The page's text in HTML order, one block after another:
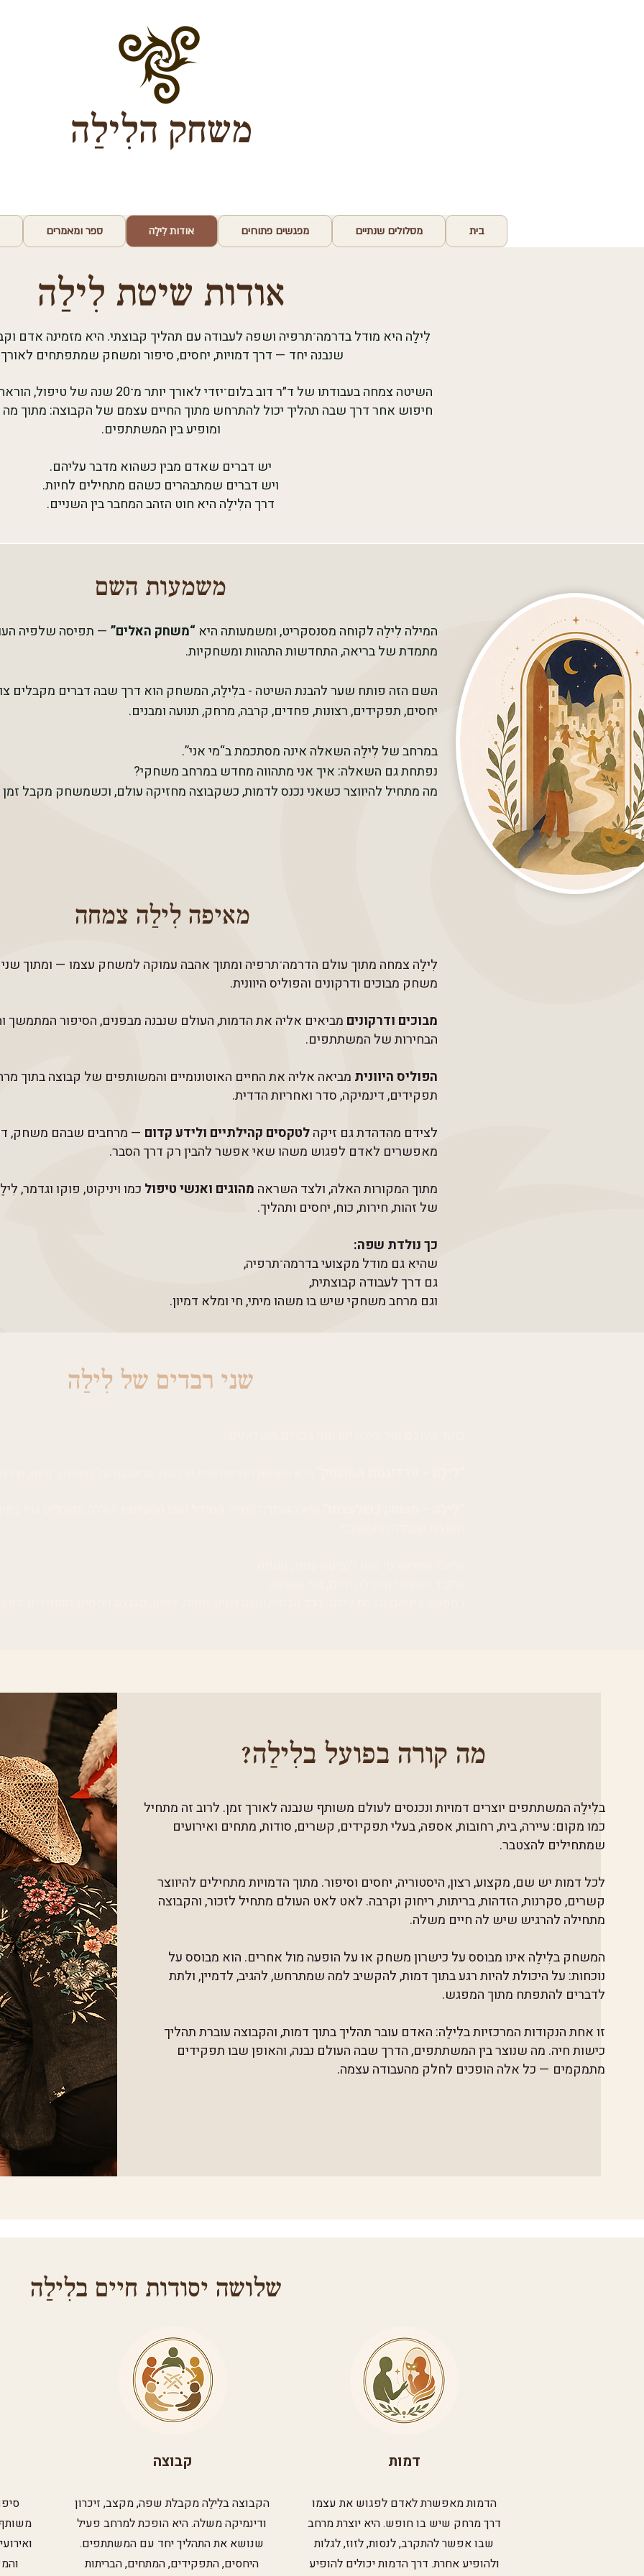
משחק הלִילַה
בית מסלולים שנתיים מפגשים פתוחים אודות לִילַה ספר ומאמרים
אודות שיטת לִילַה
לִילַה היא מודל בדרמה־תרפיה ושפה לעבודה עם תהליך קבוצתי. היא מזמינה אדם
שנבנה יחד — דרך דמויות, יחסים, סיפור ומשחק שמתפתחים לאורך
השיטה צמחה בעבודתו של ד״ר דוב בלום־יזדי
חיפוש אחר דרך שבה תהליך יכול להתרחש מתוך החיים עצמם של הקבוצה: מתוך
ומופיע בין המשתתפים.
יש דברים שאדם מבין כשהוא מדבר עליהם.
ויש דברים שמתבהרים כשהם מתחילים לחיות.
דרך הלִילַה היא חוט הזהב המחבר בין השניים.
משמעות השם
המילה לִילַה לקוחה מסנסקריט, ומשמעותה היא “משחק האלים” — תפיסה שלפיה
מתמדת של בריאה, התחדשות התהוות ומשחקיות.
השם הזה פותח שער להבנת השיטה - בלִילַה, המשחק הוא דרך שבה דברים מקבלים
יחסים, תפקידים, רצונות, פחדים, קרבה, מרחק, תנועה ומבנים.
במרחב של לִילַה השאלה אינה מסתכמת ב“מי אני”.
נפתחת גם השאלה: איך אני מתהווה מחדש במרחב משחקי?
מה מתחיל להיווצר כשאני נכנס לדמות, כשקבוצה מחזיקה עולם, וכשמשחק מקבל
מאיפה לִילַה צמחה
לִילַה צמחה מתוך עולם הדרמה־תרפיה ומתוך אהבה עמוקה למשחק עצמו — ומתוך שני
משחק מבוכים ודרקונים והפוליס היוונית.
מבוכים ודרקונים מביאים אליה את הדמות, העולם שנבנה מבפנים, הסיפור המתמשך
הבחירות של המשתתפים.
הפוליס היוונית מביאה אליה את החיים האוטונומיים והמשותפים של קבוצה בתוך
תפקידים, דינמיקה, סדר ואחריות הדדית.
לצידם מהדהדת גם זיקהלטקסים קהילתיים ולידע קדום — מרחבים שבהם משחק,
מאפשרים לאדם לפגוש משהו שאי אפשר להבין רק דרך הסבר.
מתוך המקורות האלה, ולצד השראה מהוגים ואנשי טיפול כמו ויניקוט, פוקו וגדמר,
של זהות, חירות, כוח, יחסים ותהליך.
כך נולדת שפה:
שהיא גם מודל מקצועי בדרמה־תרפיה,
גם דרך לעבודה קבוצתית,
וגם מרחב משחקי שיש בו משהו מיתי, חי ומלא דמיון.
שני רבדים של לִילַה
מה קורה בפועל בלִילַה?
בלִילַה המשתתפים יוצרים דמויות ונכנסים לעולם משותף שנבנה לאורך זמן. לרוב זה מתחיל
כמו מקום: עיירה, בית, רחובות, אספה, בעלי תפקידים, קשרים, סודות, מתחים ואירועים
שמתחילים להצטבר.
לכל דמות יש שם, מקצוע, רצון, היסטוריה, יחסים וסיפור. מתוך הדמויות מתחילים להיווצר
קשרים, סקרנות, הזדהות, בריתות, ריחוק וקרבה. לאט לאט העולם מתחיל לזכור, והקבוצה
מתחילה להרגיש שיש לה חיים משלה.
המשחק בלִילַה אינו מבוסס על כישרון משחק או על הופעה מול אחרים. הוא מבוסס על
נוכחות: על היכולת להיות רגע בתוך דמות, להקשיב למה שמתרחש, להגיב, לדמיין, ולתת
לדברים להתפתח מתוך המפגש.
זו אחת הנקודות המרכזיות בלִילַה: האדם עובר תהליך בתוך דמות, והקבוצה עוברת תהליך
כישות חיה. מה שנוצר בין המשתתפים, הדרך שבה העולם נבנה, והאופן שבו תפקידים
מתמקמים — כל אלה הופכים לחלק מהעבודה עצמה.
שלושה יסודות חיים בלִילַה
קבוצה
הקבוצה בלִילַה מקבלת שפה, מקצב, זיכרון
ודינמיקה משלה. היא הופכת למרחב פעיל
שנושא את התהליך יחד עם המשתתפים.
היחסים, התפקידים, המתחים, הבריתות
דמות
הדמות מאפשרת לאדם לפגוש את עצמו
דרך מרחק שיש בו חופש. היא יוצרת מרחב
שבו אפשר להתקרב, לנסות, לזוז, לגלות
ולהופיע אחרת. דרך הדמות יכולים להופיע